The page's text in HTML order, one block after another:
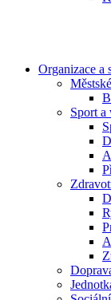
Organizace a
Sport a